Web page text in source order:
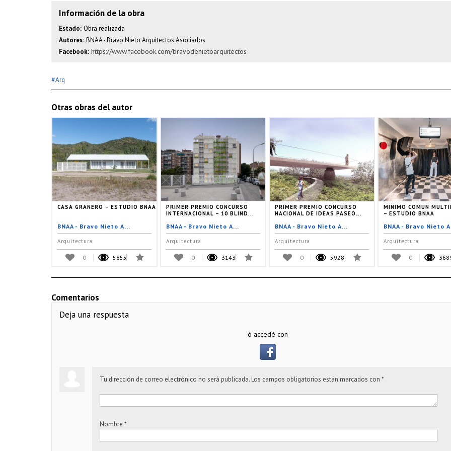
Información de la obra
Estado: Obra realizada
Autores: BNAA - Bravo Nieto Arquitectos Asociados
Facebook: https://www.facebook.com/bravodenietoarquitectos
#Arq
Otras obras del autor
CASA GRANERO – ESTUDIO BNAA
BNAA - Bravo Nieto A...
Arquitectura
0 5855
PRIMER PREMIO CONCURSO
INTERNACIONAL – 10 BLIND...
BNAA - Bravo Nieto A...
Arquitectura
0 3143
PRIMER PREMIO CONCURSO
NACIONAL DE IDEAS PASEO...
BNAA - Bravo Nieto A...
Arquitectura
0 5928
MINIMO COMUN
– ESTUDIO BNAA
BNAA - Bravo Nieto
Arquitectura
0
Comentarios
Deja una respuesta
ó accedé con
Tu dirección de correo electrónico no será publicada. Los campos obligatorios están marcados con *
Nombre *